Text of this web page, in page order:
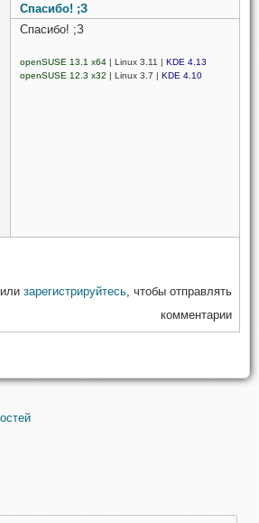
Спасибо! ;З
Спасибо! ;З
openSUSE 13.1 x64 | Linux 3.11 | KDE 4.13
openSUSE 12.3 x32 | Linux 3.7 | KDE 4.10
или зарегистрируйтесь , чтобы отправлять
комментарии